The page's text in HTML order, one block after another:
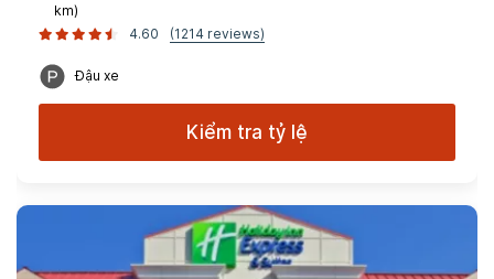
km)
4.60
(1214 reviews)
Đậu xe
Kiểm tra tỷ lệ